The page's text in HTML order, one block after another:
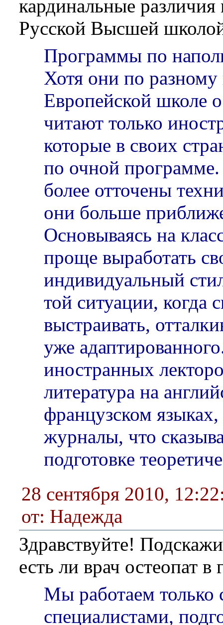
кардинальные
Русской Высшей
Программы по
Хотя они по
Европейской школе
читают только
которые в своих
по очной
более отточены
они больше
Основываясь на
проще выработать
индивидуальный
той ситуации, когда
выстраивать,
уже
иностранных
литература на
французском
журналы, что
подготовке
28 сентября 2010,
от: Надежда
Здравствуйте!
есть ли врач остеопат в
Мы работаем только
специалистами,